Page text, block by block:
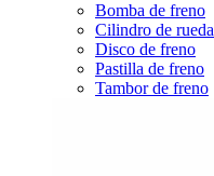
Bomba de freno
Cilindro de rueda
Disco de freno
Pastilla de freno
Tambor de freno